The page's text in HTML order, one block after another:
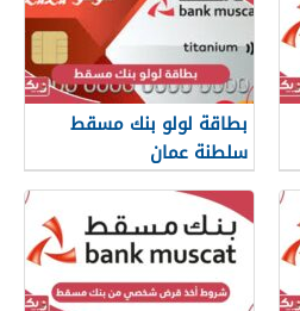
بطاقة لولو بنك مسقط
سلطنة عمان